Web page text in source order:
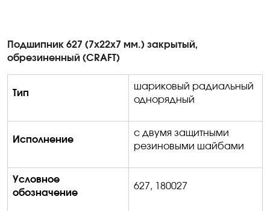
Подшипник 627 (7х22х7 мм.) закрытый,
обрезиненный (CRAFT)
Тип
шариковый радиальный
однорядный
Исполнение
с двумя защитными
резиновыми шайбами
Условное
обозначение
627, 180027